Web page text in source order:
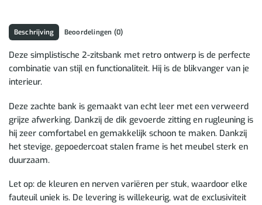
Beschrijving Beoordelingen (0)
Deze simplistische 2-zitsbank met retro ontwerp is de perfecte
combinatie van stijl en functionaliteit. Hij is de blikvanger van je
interieur.
Deze zachte bank is gemaakt van echt leer met een verweerd
grijze afwerking. Dankzij de dik gevoerde zitting en rugleuning is
hij zeer comfortabel en gemakkelijk schoon te maken. Dankzij
het stevige, gepoedercoat stalen frame is het meubel sterk en
duurzaam.
Let op: de kleuren en nerven variëren per stuk, waardoor elke
fauteuil uniek is. De levering is willekeurig, wat de exclusiviteit